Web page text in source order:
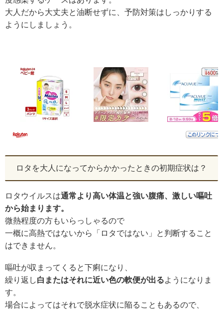
大人だから大丈夫と油断せずに、予防対策はしっかりする
ようにしましょう。
ロタを大人になってからかかったときの初期症状は？
ロタウイルスは通常より高い体温と強い腹痛、激しい嘔吐
から始まります。
微熱程度の方もいらっしゃるので
一概に高熱ではないから「ロタではない」と判断すること
はできません。
嘔吐が収まってくると下痢になり、
繰り返し白またはそれに近い色の軟便が出るようになりま
す。
場合によってはそれで脱水症状に陥ることもあるので、